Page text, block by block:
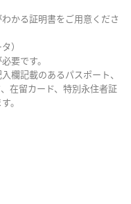
かる証明書をご用意くださ
）
要です。
欄記載のあるパスポート、
在留カード、特別永住者証
。